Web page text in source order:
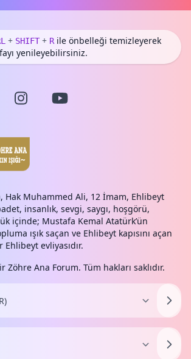
+ SHIFT + Rile önbelleği temizleyerek
yenileyebilirsiniz.
Hak Muhammed Ali, 12 İmam, Ehlibeyt
insanlık, sevgi, saygı, hoşgörü,
içinde; Mustafa Kemal Atatürk’ün
ışık saçan ve Ehlibeyt kapısını açan
evliyasıdır.
Zöhre Ana Forum. Tüm hakları saklıdır.